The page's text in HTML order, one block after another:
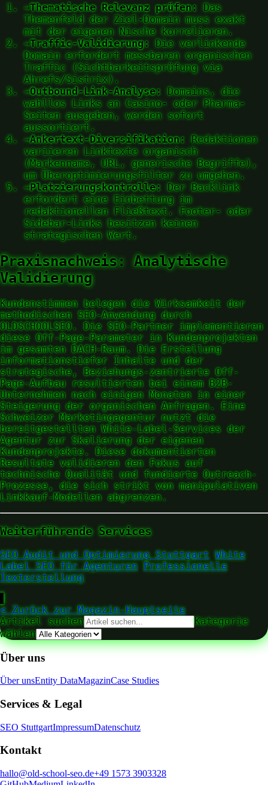
→Thematische Relevanz prüfen: Das
Themenfeld der Ziel-Domain muss exakt
mit der eigenen Nische korrelieren.
→Traffic-Validierung: Die verlinkende
Domain erfordert messbaren organischen
Traffic (Sichtbarkeitsprüfung via
Ahrefs/Sistrix).
→Outbound-Link-Analyse: Domains, die
wahllos Links an Casino- oder Pharma-
Seiten ausgeben, werden sofort
aussortiert.
→Ankertext-Diversifikation: Redaktionen
variieren Linktexte organisch
(Markenname, URL, generische Begriffe),
um Überoptimierungsfilter zu umgehen.
→Platzierungskontrolle: Der Backlink
erfordert eine Einbettung im
redaktionellen Fließtext. Footer- oder
Sidebar-Links besitzen keinen
strategischen Wert.
Praxisnachweis: Analytische
Validierung
Kundenstimmen belegen die Wirksamkeit der
methodischen SEO-Anwendung durch
OLDSCHOOLSEO. Die SEO-Partner implementieren
diese Off-Page-Parameter in Kundenprojekten
im gesamten DACH-Raum. Die Erstellung
informationstiefer Inhalte und der
strategische, Beziehungs-zentrierte Off-
Page-Aufbau resultierten bei einem B2B-
Unternehmen nach einigen Monaten in einer
Steigerung der organischen Anfragen. Eine
Schweizer Marketingagentur nutzt die
bereitgestellten White-Label-Services der
Agentur zur Skalierung der eigenen
Kundenprojekte. Diese dokumentierten
Resultate validieren den Fokus auf
technische Qualität und fundierte Outreach-
Prozesse, die sich strikt von manipulativen
Linkkauf-Modellen abgrenzen.
Weiterführende Services
SEO Audit und Optimierung Stuttgart White
Label SEO für Agenturen Professionelle
Texterstellung
< Zurück zur Magazin-Hauptseite
Artikel suchen
Kategorie
wählen
Über uns
Über unsEntity DataMagazinCase Studies
Services & Legal
SEO StuttgartImpressumDatenschutz
Kontakt
hallo@old-school-seo.de+49 1573 3903328